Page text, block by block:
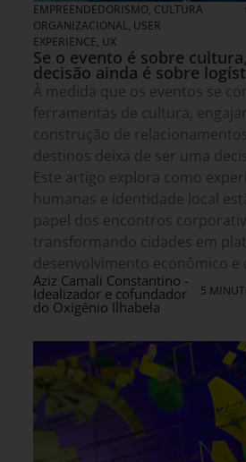
EMPREENDEDORISMO, CULTURA
ORGANIZACIONAL, USER
EXPERIENCE, UX
Se o evento é sobre
decisão ainda é sobre
À medida que os eventos se
ferramentas de cultura,
construção de
destinos deixa de ser uma
Este artigo explora como
humanas e identidade local
papel dos encontros
transformando cidades em
desenvolvimento econômico e
Aziz Camali Constantino -
Idealizador e cofundador
do Oxigênio Ilhabela
5